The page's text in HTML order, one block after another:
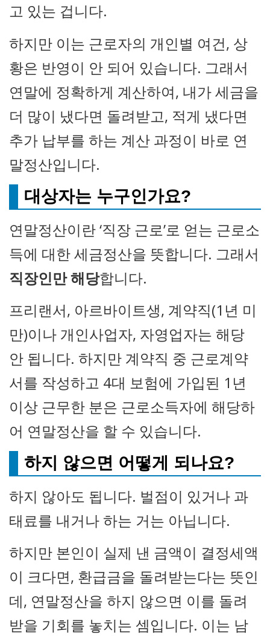
고 있는 겁니다.
하지만 이는 근로자의 개인별 여건, 상
황은 반영이 안 되어 있습니다. 그래서
연말에 정확하게 계산하여, 내가 세금을
더 많이 냈다면 돌려받고, 적게 냈다면
추가 납부를 하는 계산 과정이 바로 연
말정산입니다.
대상자는 누구인가요?
연말정산이란 ‘직장 근로’로 얻는 근로소
득에 대한 세금정산을 뜻합니다. 그래서
직장인만 해당합니다.
프리랜서, 아르바이트생, 계약직(1년 미
만)이나 개인사업자, 자영업자는 해당
안 됩니다. 하지만 계약직 중 근로계약
서를 작성하고 4대 보험에 가입된 1년
이상 근무한 분은 근로소득자에 해당하
어 연말정산을 할 수 있습니다.
하지 않으면 어떻게 되나요?
하지 않아도 됩니다. 벌점이 있거나 과
태료를 내거나 하는 거는 아닙니다.
하지만 본인이 실제 낸 금액이 결정세액
이 크다면, 환급금을 돌려받는다는 뜻인
데, 연말정산을 하지 않으면 이를 돌려
받을 기회를 놓치는 셈입니다. 이는 남